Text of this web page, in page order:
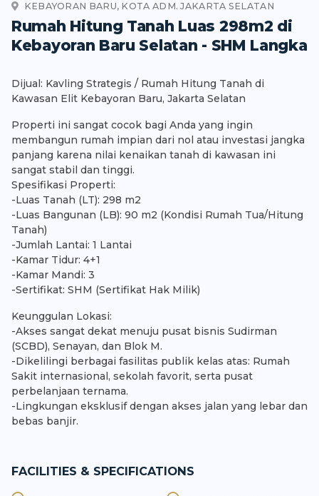
KEBAYORAN BARU, KOTA ADM. JAKARTA SELATAN
Rumah Hitung Tanah Luas 298m2 di
Kebayoran Baru Selatan - SHM Langka
Dijual: Kavling Strategis / Rumah Hitung Tanah di
Kawasan Elit Kebayoran Baru, Jakarta Selatan
Properti ini sangat cocok bagi Anda yang ingin
membangun rumah impian dari nol atau investasi jangka
panjang karena nilai kenaikan tanah di kawasan ini
sangat stabil dan tinggi.
Spesifikasi Properti:
-Luas Tanah (LT): 298 m2
-Luas Bangunan (LB): 90 m2 (Kondisi Rumah Tua/Hitung
Tanah)
-Jumlah Lantai: 1 Lantai
-Kamar Tidur: 4+1
-Kamar Mandi: 3
-Sertifikat: SHM (Sertifikat Hak Milik)
Keunggulan Lokasi:
-Akses sangat dekat menuju pusat bisnis Sudirman
(SCBD), Senayan, dan Blok M.
-Dikelilingi berbagai fasilitas publik kelas atas: Rumah
Sakit internasional, sekolah favorit, serta pusat
perbelanjaan ternama.
-Lingkungan eksklusif dengan akses jalan yang lebar dan
bebas banjir.
FACILITIES & SPECIFICATIONS